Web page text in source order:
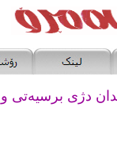
دژی برسیه‌تی